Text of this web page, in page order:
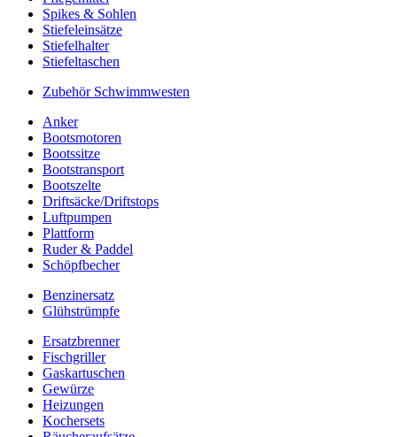
Spikes & Sohlen
Stiefeleinsätze
Stiefelhalter
Stiefeltaschen
Zubehör Schwimmwesten
Anker
Bootsmotoren
Bootssitze
Bootstransport
Bootszelte
Driftsäcke/Driftstops
Luftpumpen
Plattform
Ruder & Paddel
Schöpfbecher
Benzinersatz
Glühstrümpfe
Ersatzbrenner
Fischgriller
Gaskartuschen
Gewürze
Heizungen
Kochersets